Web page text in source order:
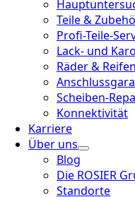
Teile &
Profi-Teile-
Lack- und
Räder & Reifen
Scheiben-
Konnektivität
Karriere
Über uns
Blog
Die ROSIER
Standorte